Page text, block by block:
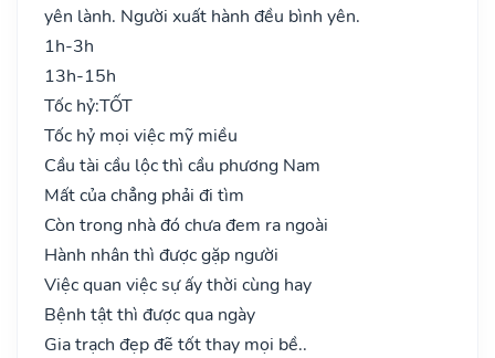
yên lành. Người xuất hành đều bình yên.
1h-3h
13h-15h
Tốc hỷ:TỐT
Tốc hỷ mọi việc mỹ miều
Cầu tài cầu lộc thì cầu phương Nam
Mất của chẳng phải đi tìm
Còn trong nhà đó chưa đem ra ngoài
Hành nhân thì được gặp người
Việc quan việc sự ấy thời cùng hay
Bệnh tật thì được qua ngày
Gia trạch đẹp đẽ tốt thay mọi bề..